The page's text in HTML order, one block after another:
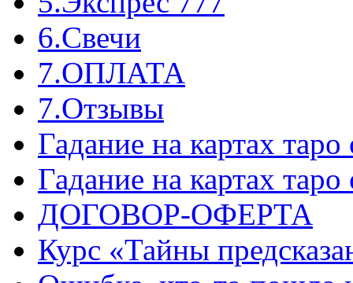
6.Свечи
7.ОПЛАТА
7.Отзывы
Гадание на картах
Гадание на картах
ДОГОВОР-ОФЕРТА
Курс «Тайны